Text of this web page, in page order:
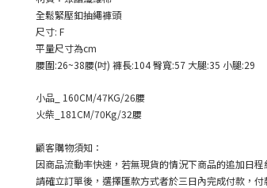
全鬆緊壓釦抽繩褲頭
尺寸: F
平量尺寸為cm
腰圍:26~38腰(吋) 褲長:104臀寬:57 大腿:35 小腿:29
小品 _ 160CM/47KG/26腰
火柴 _181CM/70Kg/32腰
顧客購物須知：
因商品流動率快速，若無現貨的情況下商品的追加日程
請確立訂單後，選擇匯款方式者於三日內完成付款，付